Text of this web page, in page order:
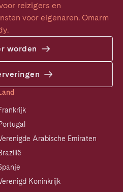
reizigers en
voor eigenaren. Omarm
worden
Arabische Emiraten
Koninkrijk